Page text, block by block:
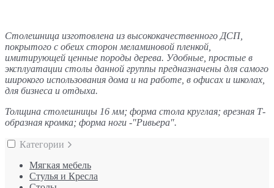
Столешница изготовлена из высококачественного ДСП,
покрытого с обеих сторон меламиновой пленкой,
имитирующей ценные породы дерева. Удобные, простые в
эксплуатации столы данной группы предназначены для самого
широкого использования дома и на работе, в офисах и школах,
для бизнеса и отдыха.
Толщина столешницы 16 мм; форма стола круглая; врезная Т-
образная кромка; форма ноги -"Ривьера".
Категории
Мягкая мебель
Стулья и Кресла